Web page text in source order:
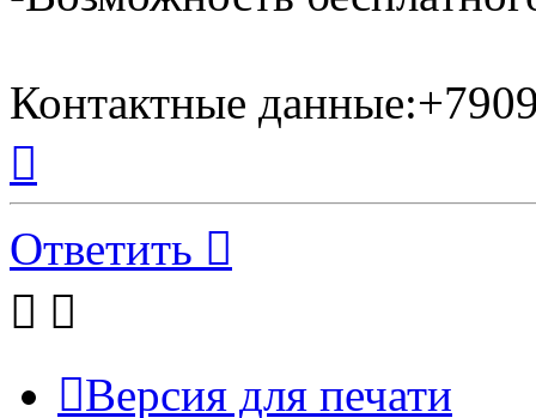
Контактные
началу
Ответить
Версия для печати